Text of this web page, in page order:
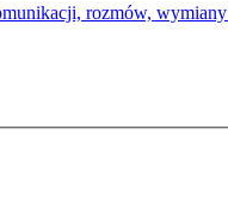
rozmów,